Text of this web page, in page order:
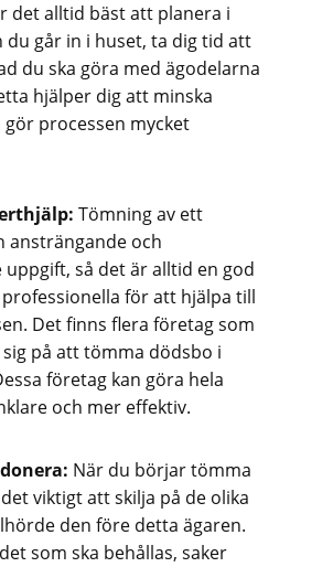
det alltid bäst att planera i
du går in i huset, ta dig tid att
du ska göra med ägodelarna
hjälper dig att minska
processen mycket
Tömning av ett
ansträngande och
så det är alltid en god
för att hjälpa till
Det finns flera företag som
på att tömma dödsbo i
företag kan göra hela
och mer effektiv.
När du börjar tömma
viktigt att skilja på de olika
den före detta ägaren.
som ska behållas, saker